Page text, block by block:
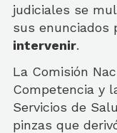
judiciales se
sus enunciados
intervenir.
La Comisión
Competencia y
Servicios de
pinzas que